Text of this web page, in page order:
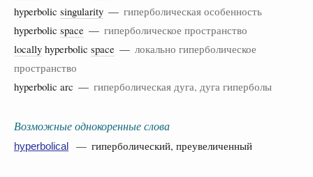
hyperbolic singularity — гиперболическая особенность
hyperbolic space — гиперболическое пространство
locally hyperbolic space — локально гиперболическое
пространство
hyperbolic arc — гиперболическая дуга, дуга гиперболы
Возможные однокоренные слова
hyperbolical — гиперболический, преувеличенный